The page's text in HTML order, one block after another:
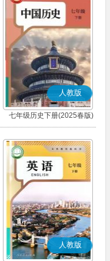
人教版
七年级历史下册(2025春版)
(部编版)
人教版